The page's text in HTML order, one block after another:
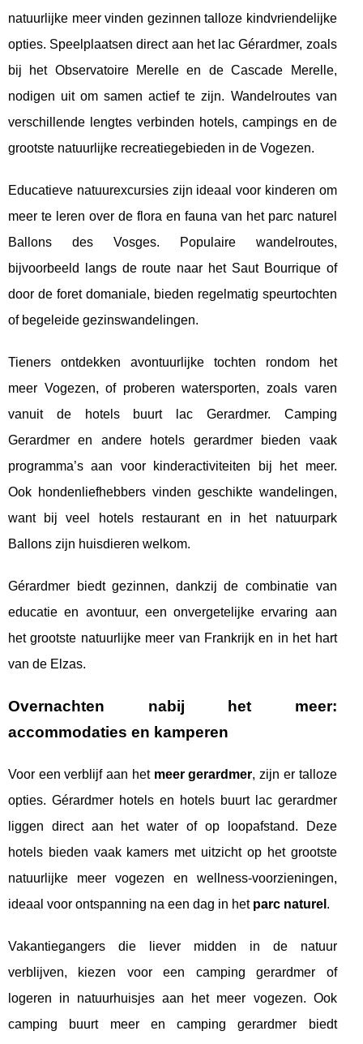
natuurlijke meer vinden gezinnen talloze kindvriendelijke
opties. Speelplaatsen direct aan het lac Gérardmer, zoals
bij het Observatoire Merelle en de Cascade Merelle,
nodigen uit om samen actief te zijn. Wandelroutes van
verschillende lengtes verbinden hotels, campings en de
grootste natuurlijke recreatiegebieden in de Vogezen.
Educatieve natuurexcursies zijn ideaal voor kinderen om
meer te leren over de flora en fauna van het parc naturel
Ballons des Vosges. Populaire wandelroutes,
bijvoorbeeld langs de route naar het Saut Bourrique of
door de foret domaniale, bieden regelmatig speurtochten
of begeleide gezinswandelingen.
Tieners ontdekken avontuurlijke tochten rondom het
meer Vogezen, of proberen watersporten, zoals varen
vanuit de hotels buurt lac Gerardmer. Camping
Gerardmer en andere hotels gerardmer bieden vaak
programma’s aan voor kinderactiviteiten bij het meer.
Ook hondenliefhebbers vinden geschikte wandelingen,
want bij veel hotels restaurant en in het natuurpark
Ballons zijn huisdieren welkom.
Gérardmer biedt gezinnen, dankzij de combinatie van
educatie en avontuur, een onvergetelijke ervaring aan
het grootste natuurlijke meer van Frankrijk en in het hart
van de Elzas.
Overnachten nabij het meer:
accommodaties en kamperen
Voor een verblijf aan het meer gerardmer, zijn er talloze
opties. Gérardmer hotels en hotels buurt lac gerardmer
liggen direct aan het water of op loopafstand. Deze
hotels bieden vaak kamers met uitzicht op het grootste
natuurlijke meer vogezen en wellness-voorzieningen,
ideaal voor ontspanning na een dag in het parc naturel .
Vakantiegangers die liever midden in de natuur
verblijven, kiezen voor een camping gerardmer of
logeren in natuurhuisjes aan het meer vogezen. Ook
camping buurt meer en camping gerardmer biedt